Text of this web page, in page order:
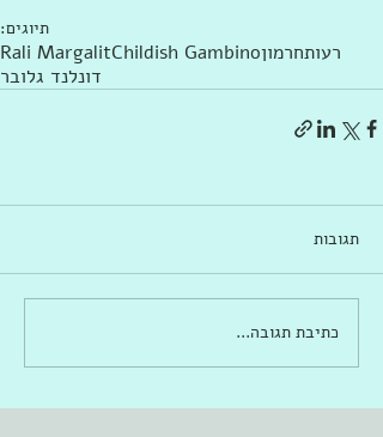
תיוגים:
רעותחרמוןChildish Gambino
Rali Margalit
דונלנד גלובר
תגובות
כתיבת תגובה...